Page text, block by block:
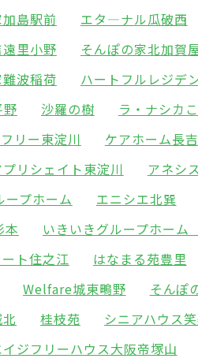
島駅前 エタ―ナル瓜破西
里小野 そんぽの家北加賀
波稲荷 ハートフルレジデ
野 沙羅の樹 ラ・ナシカ
リー東淀川 ケアホーム長吉
プリシェイト東淀川 アネシ
ープホーム エニシエ北巽
本 いきいきグループホー
ト住之江 はなまる苑豊里
Welfare城東鴫野 そんぽ
桂枝苑 シニアハウス
イジフリーハウス大阪帝塚山